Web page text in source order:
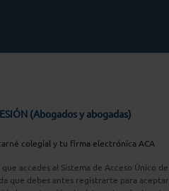
(Abogados y abogadas)
colegial y tu firma electrónica ACA
accedes al Sistema de Acceso Único de
que debes antes registrarte para aceptar